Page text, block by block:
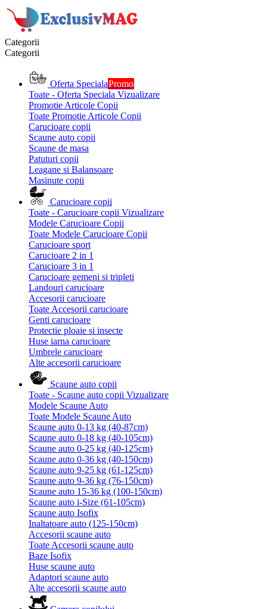
Categorii
Categorii
Oferta SpecialaPromo
Toate - Oferta Speciala Vizualizare
Promotie Articole Copii
Toate Promotie Articole Copii
Carucioare copii
Scaune auto copii
Scaune de masa
Patuturi copii
Leagane si Balansoare
Masinute copii
Carucioare copii
Toate - Carucioare copii Vizualizare
Modele Carucioare Copii
Toate Modele Carucioare Copii
Carucioare sport
Carucioare 2 in 1
Carucioare 3 in 1
Carucioare gemeni si tripleti
Landouri carucioare
Accesorii carucioare
Toate Accesorii carucioare
Genti carucioare
Protectie ploaie si insecte
Huse iarna carucioare
Umbrele carucioare
Alte accesorii carucioare
Scaune auto copii
Toate - Scaune auto copii Vizualizare
Modele Scaune Auto
Toate Modele Scaune Auto
Scaune auto 0-13 kg (40-87cm)
Scaune auto 0-18 kg (40-105cm)
Scaune auto 0-25 kg (40-125cm)
Scaune auto 0-36 kg (40-150cm)
Scaune auto 9-25 kg (61-125cm)
Scaune auto 9-36 kg (76-150cm)
Scaune auto 15-36 kg (100-150cm)
Scaune auto i-Size (61-105cm)
Scaune auto Isofix
Inaltatoare auto (125-150cm)
Accesorii scaune auto
Toate Accesorii scaune auto
Baze Isofix
Huse scaune auto
Adaptori scaune auto
Alte accesorii scaune auto